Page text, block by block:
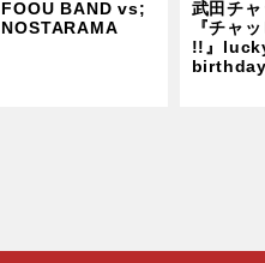
FOOU BAND vs;
NOSTARAMA
武田チ
『チャ
!!』